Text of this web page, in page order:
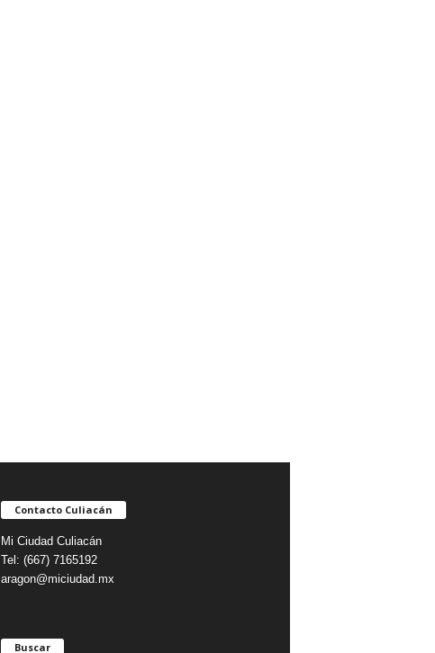
Contacto Culiacán
Mi Ciudad Culiacán
Tel: (667) 7165192
aragon@miciudad.mx
Buscar